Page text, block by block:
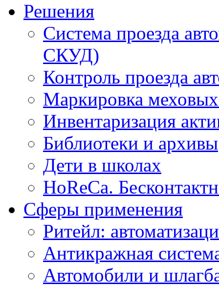
Решения
Система проезда
СКУД)
Контроль проезда
Маркировка
Инвентаризация
Библиотеки и архивы
Дети в школах
HoReCa.
Сферы применения
Ритейл:
Антикражная
Автомобили и